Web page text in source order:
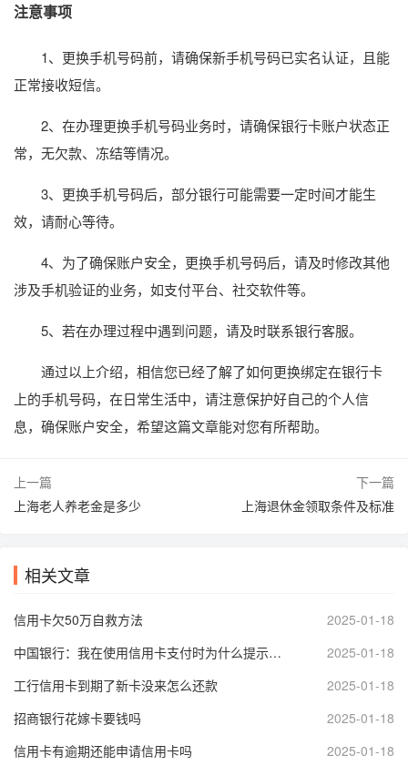
注意事项
1、更换手机号码前，请确保新手机号码已实名认证，且能
正常接收短信。
2、在办理更换手机号码业务时，请确保银行卡账户状态正
常，无欠款、冻结等情况。
3、更换手机号码后，部分银行可能需要一定时间才能生
效，请耐心等待。
4、为了确保账户安全，更换手机号码后，请及时修改其他
涉及手机验证的业务，如支付平台、社交软件等。
5、若在办理过程中遇到问题，请及时联系银行客服。
通过以上介绍，相信您已经了解了如何更换绑定在银行卡
上的手机号码，在日常生活中，请注意保护好自己的个人信
息，确保账户安全，希望这篇文章能对您有所帮助。
上一篇
上海老人养老金是多少
下一篇
上海退休金领取条件及标准
相关文章
信用卡欠50万自救方法
2025-01-18
中国银行：我在使用信用卡支付时为什么提示支付失败
2025-01-18
工行信用卡到期了新卡没来怎么还款
2025-01-18
招商银行花嫁卡要钱吗
2025-01-18
信用卡有逾期还能申请信用卡吗
2025-01-18